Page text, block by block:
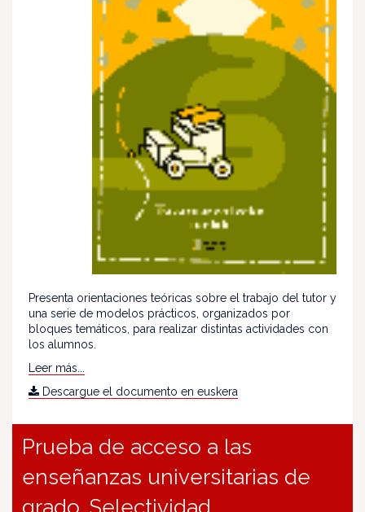
Presenta orientaciones teóricas sobre el trabajo del tutor y
una serie de modelos prácticos, organizados por
bloques temáticos, para realizar distintas actividades con
los alumnos.
Leer más...
Descargue el documento en euskera
Prueba de acceso a las
enseñanzas universitarias de